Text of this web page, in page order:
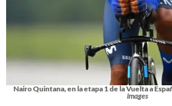
Nairo Quintana, en la etapa 1 de la Vuelta a
Images